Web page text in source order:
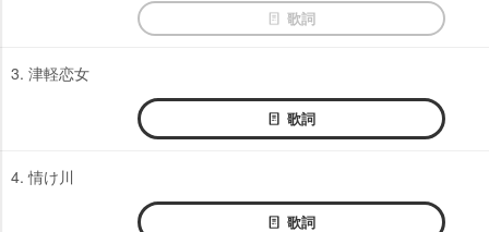
歌詞
3. 津軽恋女
歌詞
4. 情け川
歌詞